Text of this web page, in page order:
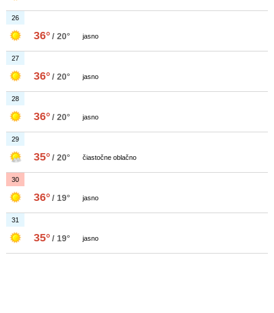
26
36°/ 20° jasno
27
36°/ 20° jasno
28
36°/ 20° jasno
29
35°/ 20° čiastočne oblačno
30
36°/ 19° jasno
31
35°/ 19° jasno